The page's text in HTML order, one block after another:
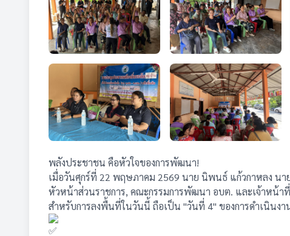
พลังประชาชน คือหัวใจของการพัฒนา!
เมื่อวันศุกร์ที่ 22 พฤษภาคม 2569 นาย นิพนธ์ แก้วกาหลง น
หัวหน้าส่วนราชการ, คณะกรรมการพัฒนา อบต. และเจ้าหน้า
สำหรับการลงพื้นที่ในวันนี้ ถือเป็น "วันที่ 4" ของการดำเนินง